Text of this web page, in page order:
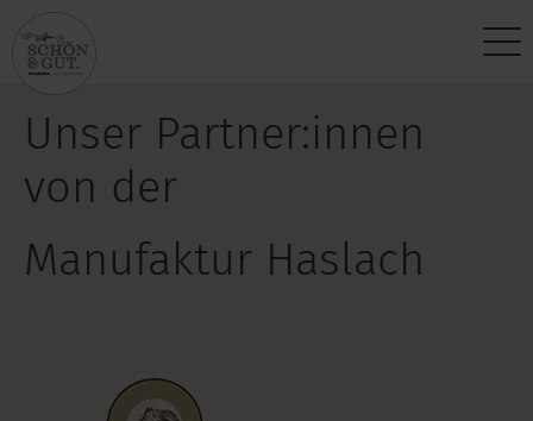
Unser Partner:innen
von der
Manufaktur Haslach
Standort
Newsletter